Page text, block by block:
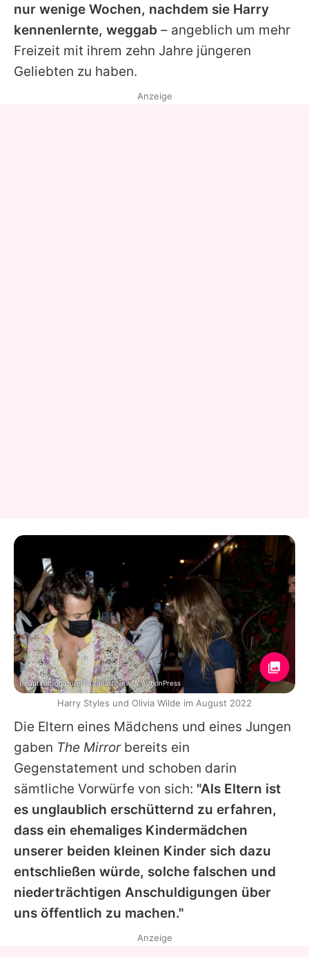
nur wenige Wochen, nachdem sie Harry
kennenlernte, weggab – angeblich um mehr
Freizeit mit ihrem zehn Jahre jüngeren
Geliebten zu haben.
Die Eltern eines Mädchens und eines Jungen
gaben The Mirrorbereits ein
Gegenstatement und schoben darin
sämtliche Vorwürfe von sich: "Als Eltern ist
es unglaublich erschütternd zu erfahren,
dass ein ehemaliges Kindermädchen
unserer beiden kleinen Kinder sich dazu
entschließen würde, solche falschen und
niederträchtigen Anschuldigungen über
uns öffentlich zu machen."
Anzeige
BeautifulSignatureIG / SplashNews / ActionPress
Harry Styles und Olivia Wilde im August 2022
Anzeige